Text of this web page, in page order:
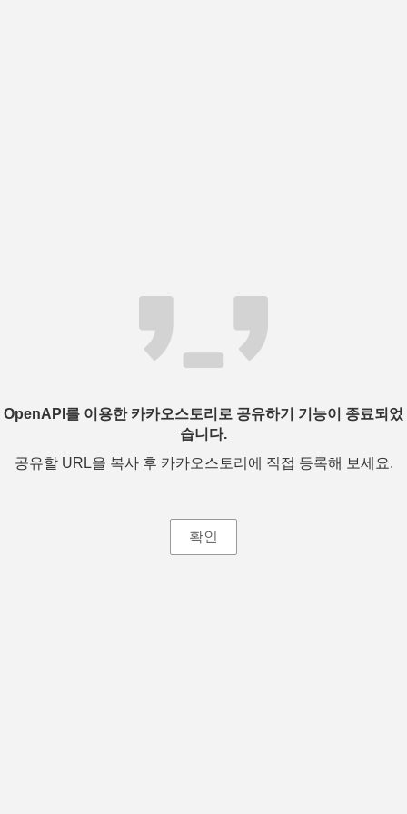
OpenAPI를 이용한 카카오스토리로 공유하기 기능이 종료되었
습니다.
공유할 URL을 복사 후 카카오스토리에 직접 등록해 보세요.
확인